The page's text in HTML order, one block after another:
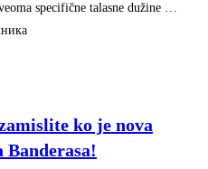
specifične talasne dužine …
ko je nova